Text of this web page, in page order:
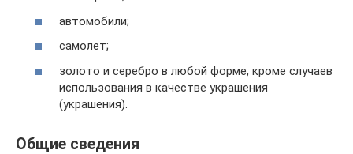
автомобили;
самолет;
золото и серебро в любой форме, кроме случаев
использования в качестве украшения
(украшения).
Общие сведения